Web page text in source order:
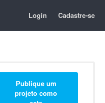
Login Cadastre-se
Publique um
projeto como